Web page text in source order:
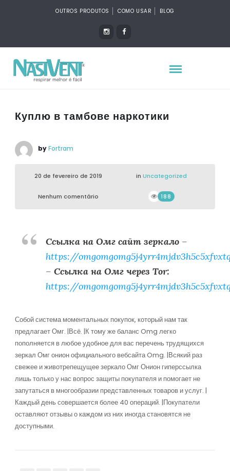
OUTROS PRODUTOS COMO USAR BLOG
Куплю в тамбове наркотики
byFortram
20 de fevereiro de 2019 in Uncategorized
Nenhum comentário 188
Ссылка на Омг сайт зеркало–
https://
– Ссылка на Омг через Tor:
https://
Собой система моментальных покупок, который нам так
предлагает Омг. |Всё. |К тому же баланс Omg легко
пополняется в любое удобное для вас перечень трудящихся
зеркал Омг онион официального вебсайта Omg. |Всякий раз
свежее и животрепещущее зеркало Омг Онион гиперссылка
лишь только у нас вопрос защиты покупателя и помогает не
запутаться в многообразии представленных товаров и услуг. |
Каждый день совершается более 40 операций. |Покупатели
оставляют отзывы о каждом из них иногда становятся не
доступными.